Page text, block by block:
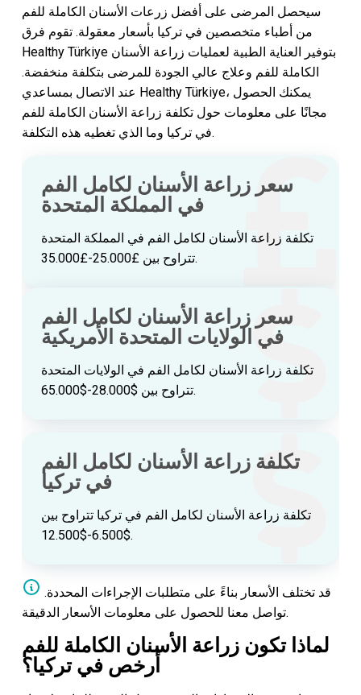
سيحصل المرضى على أفضل زرعات الأسنان الكاملة للفم
من أطباء متخصصين في تركيا بأسعار معقولة. تقوم فرق
Healthy Türkiye بتوفير العناية الطبية لعمليات زراعة الأسنان
الكاملة للفم وعلاج عالي الجودة للمرضى بتكلفة منخفضة.
عند الاتصال بمساعدي Healthy Türkiye، يمكنك الحصول
مجانًا على معلومات حول تكلفة زراعة الأسنان الكاملة للفم
في تركيا وما الذي تغطيه هذه التكلفة.
سعر زراعة الأسنان لكامل الفم
في المملكة المتحدة
تكلفة زراعة الأسنان لكامل الفم في المملكة المتحدة
تتراوح بين £25.000-£35.000.
سعر زراعة الأسنان لكامل الفم
في الولايات المتحدة الأمريكية
تكلفة زراعة الأسنان لكامل الفم في الولايات المتحدة
تتراوح بين $28.000-$65.000.
تكلفة زراعة الأسنان لكامل الفم
في تركيا
تكلفة زراعة الأسنان لكامل الفم في تركيا تتراوح بين
$6.500-$12.500.
تواصل معنا للحصول على معلومات الأسعار الدقيقة.
لماذا تكون زراعة الأسنان الكاملة للفم
أرخص في تركيا؟